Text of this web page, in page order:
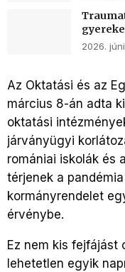
2026.
Az Oktatási és az
március 8-án adta ki
oktatási
járványügyi
romániai iskolák és
térjenek a
kormányrendelet
érvénybe.
Ez nem kis fejfájást
lehetetlen egyik